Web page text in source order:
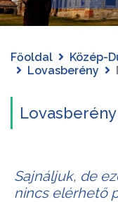
Főoldal Közép-
Lovasberény
Sajnáljuk, de
nincs elérhető